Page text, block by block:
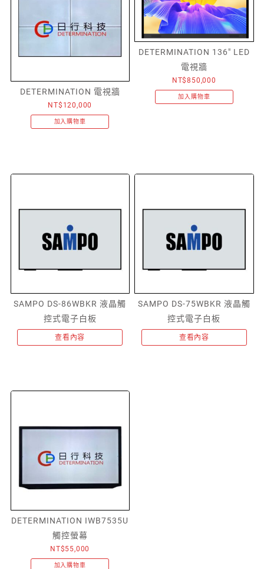
DETERMINATION 電視牆
NT$ 120,000
加入購物車
DETERMINATION 136″ LED
電視牆
NT$850,000
加入購物車
SAMPO DS-86WBKR 液晶觸
控式電子白板
查看內容
SAMPO DS-75WBKR 液晶觸
控式電子白板
查看內容
DETERMINATION IWB7535U
觸控螢幕
NT$55,000
加入購物車